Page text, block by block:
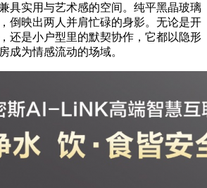
具实用与艺术感的空间。纯平黑晶玻璃
倒映出两人并肩忙碌的身影。无论是开
还是小户型里的默契协作，它都以隐形
成为情感流动的场域。